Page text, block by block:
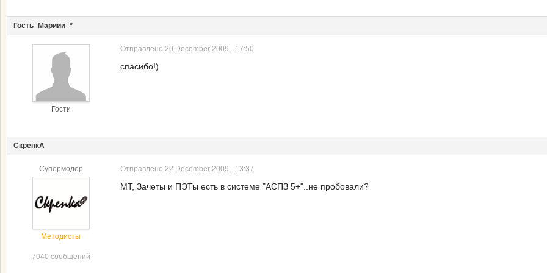
Гость_Мариии_*
Гости
Отправлено 20 December 2009 - 17:50
спасибо!)
СкрепкА
Супермодер
Методисты
7040 сообщений
Отправлено 22 December 2009 - 13:37
МТ, Зачеты и ПЭТы есть в системе "АСПЗ 5+"..не пробовали?